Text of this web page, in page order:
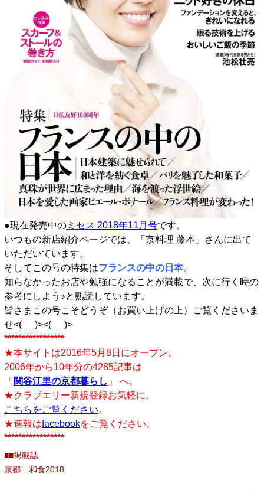
●現在発売中のミセス 2018年11月号です。
いつもの新店紹介ページでは、「京料理 藤本」さんに出て
いただいています。
そしてこの号の特集はフランスの中の日本。
知らなかったお店や勉強になることが満載で、次に行く時の
参考にしよう♪と熟読しています。
皆さまこの号こそどうぞ（お買い上げの上）ご覧くださいま
せ<(_ _)><(_ _)>
*****************
★本サイトは2016年5月8日にオープン。
2006年から10年分の4285記事は
「 関谷江里の京都暮らし 」 へ。
★クラブエリー新規登録お気軽に。
こちらをご覧ください。
★速報はfacebookをご覧ください。
*****************
■■掲載誌
京都 和食2018